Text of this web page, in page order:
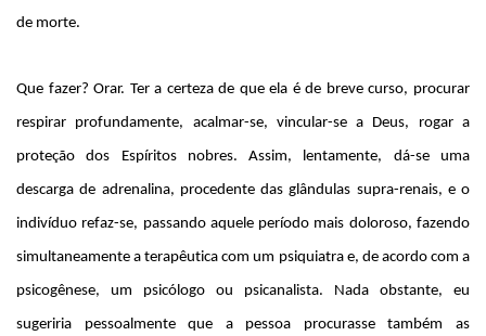
de morte.
Que fazer? Orar. Ter a certeza de que ela é de breve curso, procurar
respirar profundamente, acalmar-se, vincular-se a Deus, rogar a
proteção dos Espíritos nobres. Assim, lentamente, dá-se uma
descarga de adrenalina, procedente das glândulas supra-renais, e o
indivíduo refaz-se, passando aquele período mais doloroso, fazendo
simultaneamente a terapêutica com um psiquiatra e, de acordo com a
psicogênese, um psicólogo ou psicanalista. Nada obstante, eu
sugeriria pessoalmente que a pessoa procurasse também as